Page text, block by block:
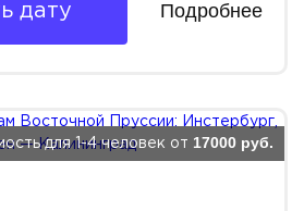
дату Подробнее
для 1-4 человек от 17000 руб.